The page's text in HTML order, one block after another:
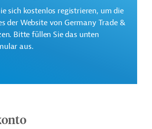
sich kostenlos registrieren, um die
der Website von Germany Trade &
Bitte füllen Sie das unten
aus.